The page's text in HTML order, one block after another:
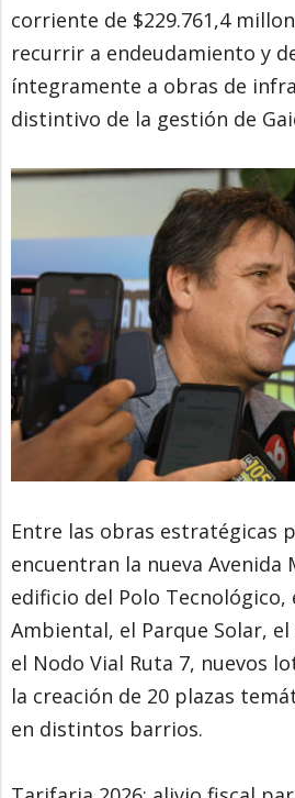
corriente de $229.761,4
recurrir a endeudamiento y
íntegramente a obras de
distintivo de la gestión de
Entre las obras estratégicas
encuentran la nueva Avenida
edificio del Polo Tecnológico,
Ambiental, el Parque Solar,
el Nodo Vial Ruta 7, nuevos
la creación de 20 plazas
en distintos barrios.